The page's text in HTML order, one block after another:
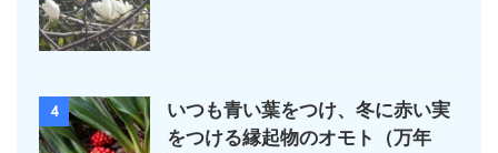
4
いつも青い葉をつけ、冬に赤い実
をつける縁起物のオモト（万年